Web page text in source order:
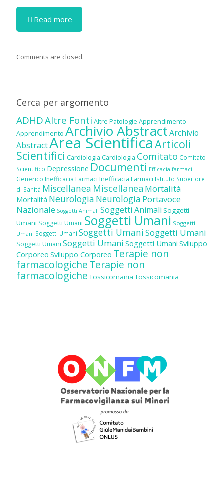
Read more
Comments are closed.
Cerca per argomento
ADHDAltre Fonti Altre Patologie Apprendimento
Apprendimento Archivio AbstractArchivio
AbstractArea ScientificaArticoli
Scientifici Cardiologia Cardiologia Comitato Comitato
Scientifico Depressione Documenti Efficacia farmaci
Generico Inefficacia Farmaci Inefficacia Farmaci Istituto Superiore
di Sanità Miscellanea Miscellanea Mortalità
Mortalità Neurologia Neurologia Portavoce
Nazionale Soggetti Animali Soggetti Animali Soggetti
Umani Soggetti Umani Soggetti Umani Soggetti
Umani Soggetti Umani Soggetti UmaniSoggetti Umani
Soggetti Umani Soggetti Umani Soggetti Umani Sviluppo
Corporeo Sviluppo Corporeo Terapie non
farmacologicheTerapie non
farmacologiche Tossicomania Tossicomania